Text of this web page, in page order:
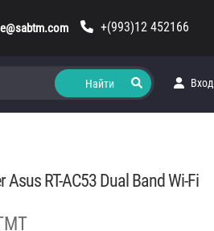
+(993)12 452166
Вход
Asus RT-AC53 Dual Band Wi-Fi